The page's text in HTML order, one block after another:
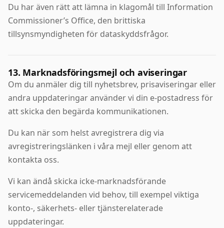
Du har även rätt att lämna in klagomål till Information
Commissioner’s Office, den brittiska
tillsynsmyndigheten för dataskyddsfrågor.
13. Marknadsföringsmejl och aviseringar
Om du anmäler dig till nyhetsbrev, prisaviseringar eller
andra uppdateringar använder vi din e-postadress för
att skicka den begärda kommunikationen.
Du kan när som helst avregistrera dig via
avregistreringslänken i våra mejl eller genom att
kontakta oss.
Vi kan ändå skicka icke-marknadsförande
servicemeddelanden vid behov, till exempel viktiga
konto-, säkerhets- eller tjänsterelaterade
uppdateringar.